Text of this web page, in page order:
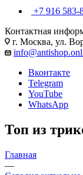
+7 916 583-
Контактная
г. Москва, ул.
Вконтакте
Telegram
YouTube
WhatsApp
Топ из
Главная
—